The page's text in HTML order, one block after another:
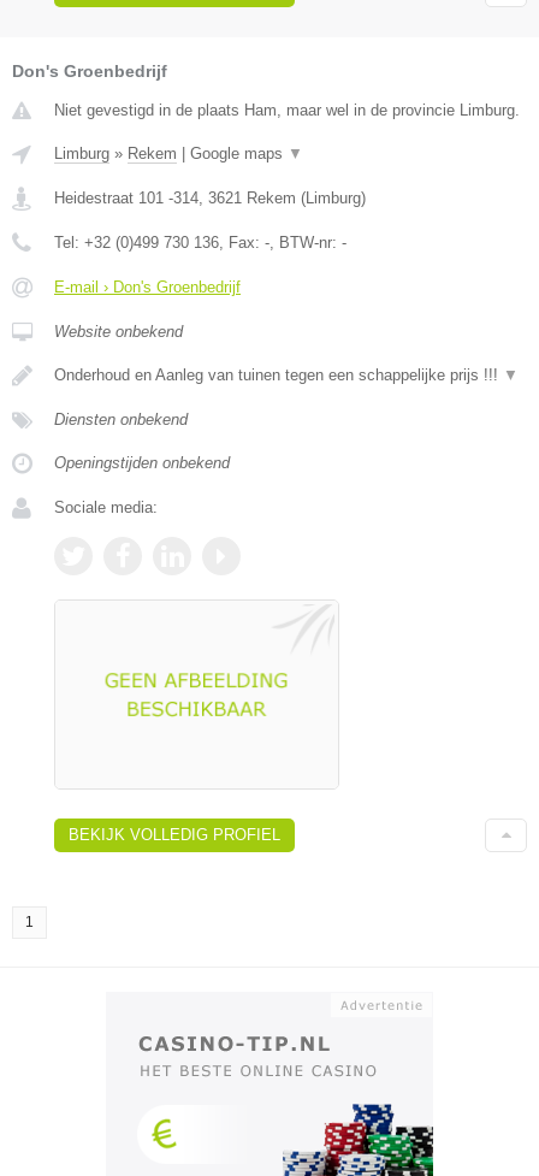
Don's Groenbedrijf
Niet gevestigd in de plaats Ham, maar wel in de provincie Limburg.
Limburg » Rekem | Google maps ▼
Heidestraat 101 -314 3621 Rekem (Limburg)
Tel: +32 (0)499 730 136 , Fax: - , BTW-nr: -
E-mail › Don's Groenbedrijf
Website onbekend
Onderhoud en Aanleg van tuinen tegen een schappelijke prijs !!! ▼
Diensten onbekend
Openingstijden onbekend
Sociale media:
BEKIJK VOLLEDIG PROFIEL
1